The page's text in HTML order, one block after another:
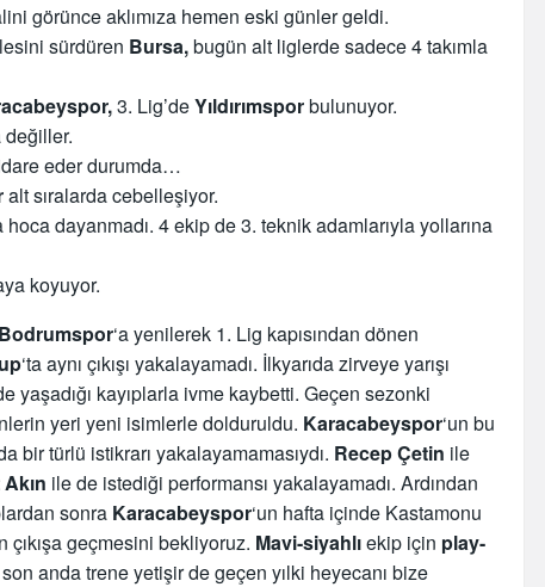
görünce aklımıza hemen eski günler geldi.
sürdüren Bursa,bugün alt liglerde sadece 4 takımla
3. Lig’deYıldırımsporbulunuyor.
eder durumda…
alt sıralarda cebelleşiyor.
hoca dayanmadı. 4 ekip de 3. teknik adamlarıyla yollarına
koyuyor.
Bodrumspor‘a yenilerek 1. Lig kapısından dönen
‘ta aynı çıkışı yakalayamadı. İlkyarıda zirveye yarışı
yaşadığı kayıplarla ivme kaybetti. Geçen sezonki
yeri yeni isimlerle dolduruldu. Karacabeyspor‘un bu
bir türlü istikrarı yakalayamamasıydı. Recep Çetin ile
ile de istediği performansı yakalayamadı. Ardından
sonra Karacabeyspor‘un hafta içinde Kastamonu
çıkışa geçmesini bekliyoruz. Mavi-siyahlıekip için play-
anda trene yetişir de geçen yılki heyecanı bize